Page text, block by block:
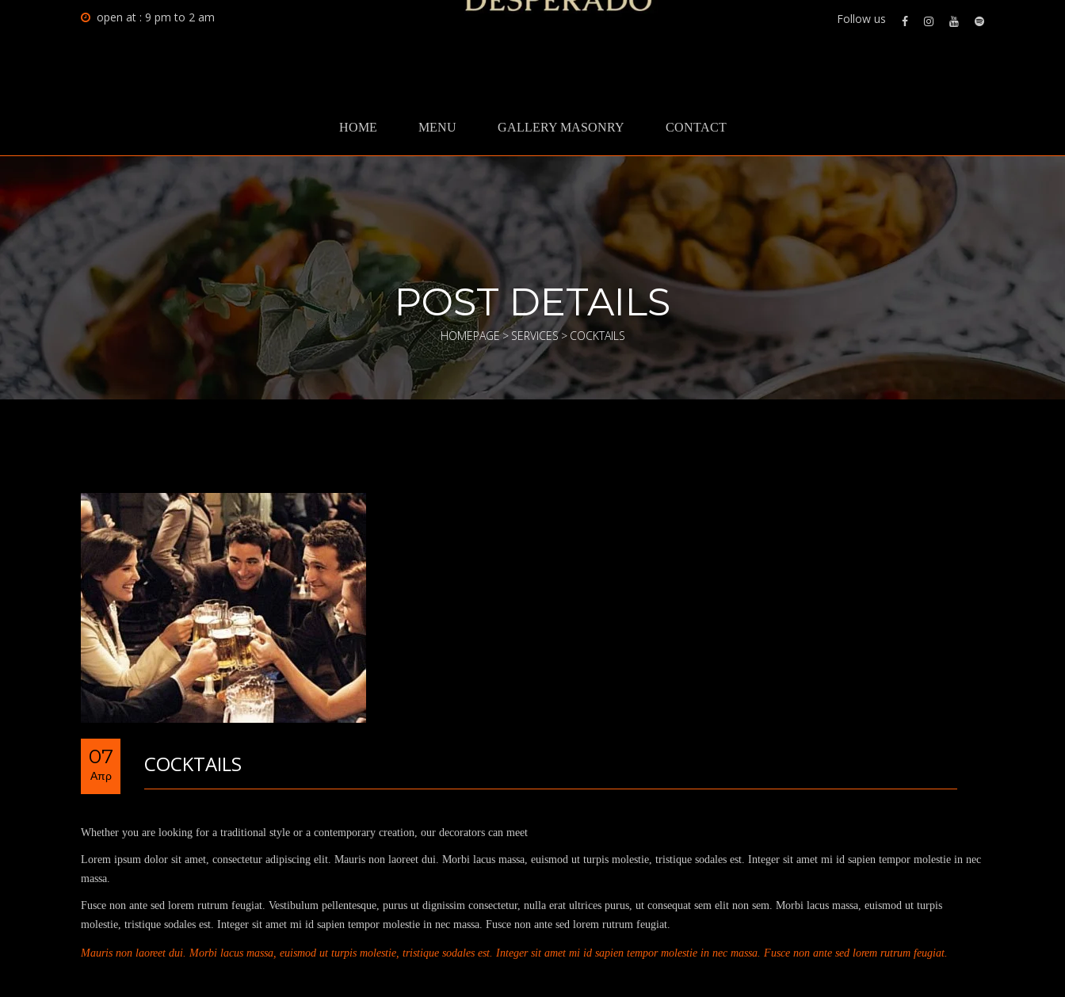
open at : 9 pm to 2 am Follow us
HOME MENU GALLERY MASONRY CONTACT
POST DETAILS
HOMEPAGE> SERVICES> COCKTAILS
07
Απρ COCKTAILS
Whether you are looking for a traditional style or a contemporary creation, our decorators can meet
Lorem ipsum dolor sit amet, consectetur adipiscing elit. Mauris non laoreet dui. Morbi lacus massa, euismod ut turpis molestie, tristique sodales est. Integer sit amet mi id sapien tempor molestie in nec
massa.
Fusce non ante sed lorem rutrum feugiat. Vestibulum pellentesque, purus ut dignissim consectetur, nulla erat ultrices purus, ut consequat sem elit non sem. Morbi lacus massa, euismod ut turpis
molestie, tristique sodales est. Integer sit amet mi id sapien tempor molestie in nec massa. Fusce non ante sed lorem rutrum feugiat.
Mauris non laoreet dui. Morbi lacus massa, euismod ut turpis molestie, tristique sodales est. Integer sit amet mi id sapien tempor molestie in nec massa. Fusce non ante sed lorem rutrum feugiat.